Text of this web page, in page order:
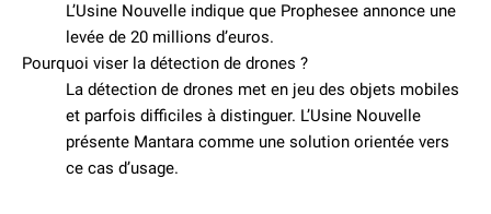
L’Usine Nouvelle indique que Prophesee annonce une
levée de 20 millions d’euros.
Pourquoi viser la détection de drones ?
La détection de drones met en jeu des objets mobiles
et parfois difficiles à distinguer. L’Usine Nouvelle
présente Mantara comme une solution orientée vers
ce cas d’usage.